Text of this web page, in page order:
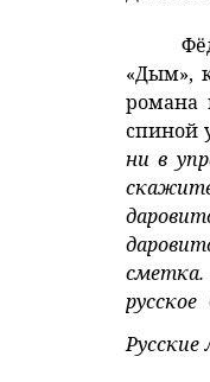
«Дым»,
романа
спиной
ни в
сметка.